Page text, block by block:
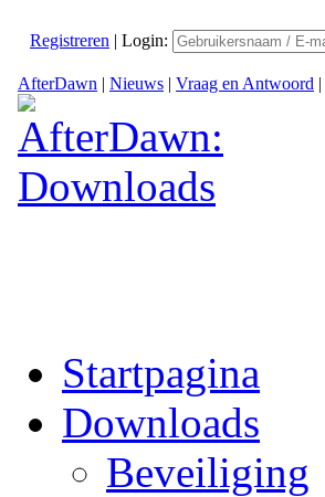
Registreren | Login:
AfterDawn | Nieuws | Vraag en Antwoord |
Startpagina
Downloads
Beveiliging